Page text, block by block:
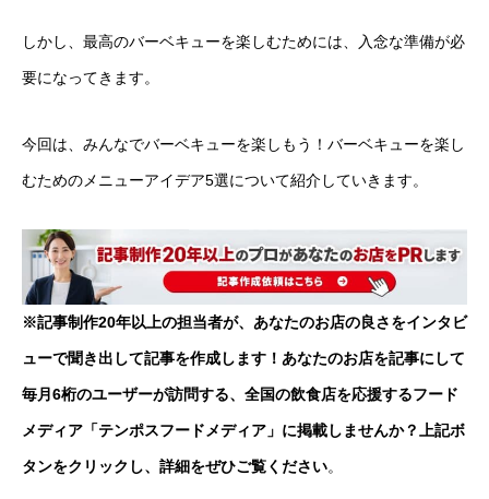
しかし、最高のバーベキューを楽しむためには、入念な準備が必
要になってきます。
今回は、みんなでバーベキューを楽しもう！バーベキューを楽し
むためのメニューアイデア5選について紹介していきます。
※記事制作20年以上の担当者が、あなたのお店の良さをインタビ
ューで聞き出して記事を作成します！あなたのお店を記事にして
毎月6桁のユーザーが訪問する、全国の飲食店を応援するフード
メディア「テンポスフードメディア」に掲載しませんか？上記ボ
タンをクリックし、詳細をぜひご覧ください。